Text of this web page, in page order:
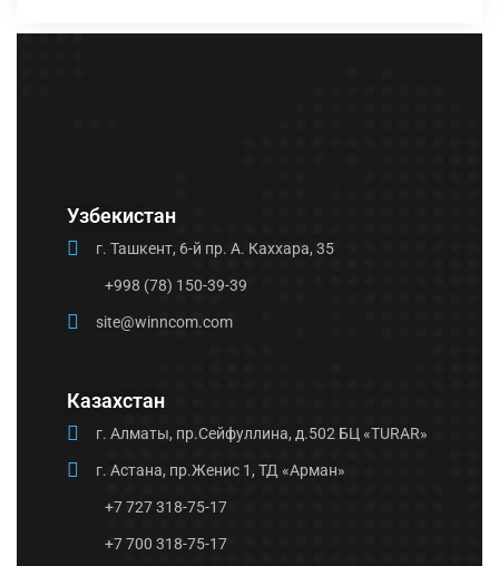
Узбекистан
г. Ташкент, 6-й пр. А. Каххара, 35
+998 (78) 150-39-39
site@winncom.com
Казахстан
г. Алматы, пр.Сейфуллина, д.502 БЦ «TURAR»
г. Астана, пр.Женис 1, ТД «Арман»
+7 727 318-75-17
+7 700 318-75-17